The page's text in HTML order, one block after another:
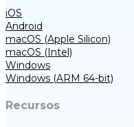
iOS
Android
macOS (Apple Silicon)
macOS (Intel)
Windows
Windows (ARM 64-bit)
Recursos